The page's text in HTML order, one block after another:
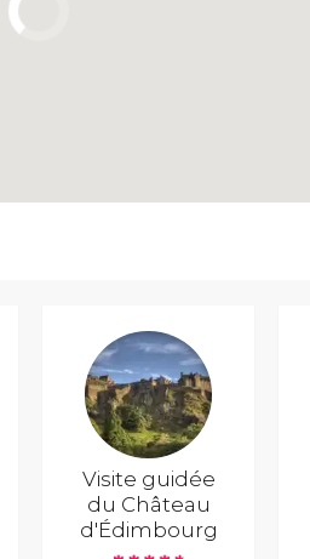
Visite guidée
du Château
d'Édimbourg